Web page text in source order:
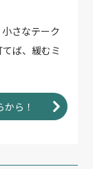
さなテーク
ば、緩むミ
ら！